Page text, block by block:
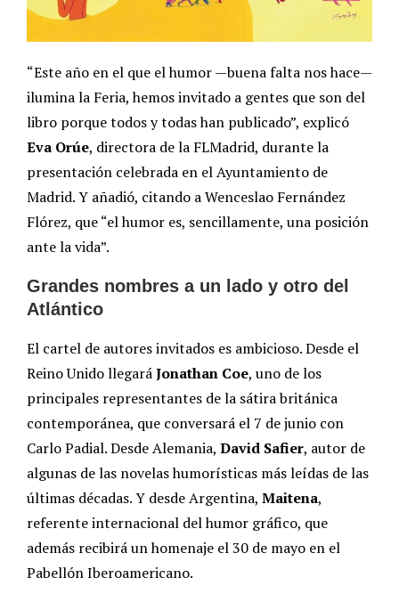
“Este año en el que el humor —buena falta nos hace—
ilumina la Feria, hemos invitado a gentes que son del
libro porque todos y todas han publicado”, explicó
Eva Orúe, directora de la FLMadrid, durante la
presentación celebrada en el Ayuntamiento de
Madrid. Y añadió, citando a Wenceslao Fernández
Flórez, que “el humor es, sencillamente, una posición
ante la vida”.
Grandes nombres a un lado y otro del
Atlántico
El cartel de autores invitados es ambicioso. Desde el
Reino Unido llegaráJonathan Coe, uno de los
principales representantes de la sátira británica
contemporánea, que conversará el 7 de junio con
Carlo Padial. Desde Alemania, David Safier, autor de
algunas de las novelas humorísticas más leídas de las
últimas décadas. Y desde Argentina, Maitena,
referente internacional del humor gráfico, que
además recibirá un homenaje el 30 de mayo en el
Pabellón Iberoamericano.